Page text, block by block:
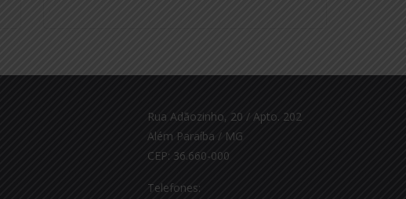
Rua Adãozinho, 20 / Apto. 202
Além Paraíba / MG
CEP: 36.660-000
Telefones: